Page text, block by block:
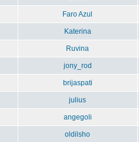
Faro Azul
Katerina
Ruvina
jony_rod
brijaspati
julius
angegoli
oldilsho